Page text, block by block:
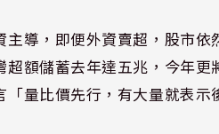
導，即便外資賣超，股市
額儲蓄去年達五兆，今年
量比價先行，有大量就表示